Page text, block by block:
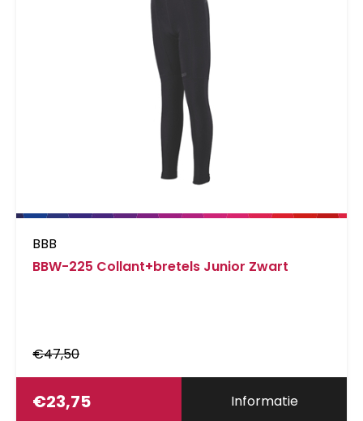
BBB
BBW-225 Collant+bretels Junior Zwart
€47,50
€23,75 Informatie